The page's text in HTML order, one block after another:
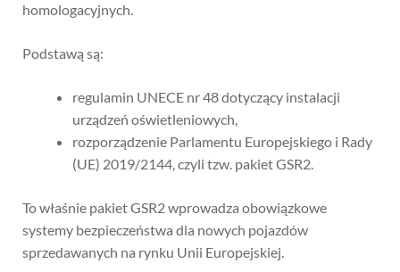
homologacyjnych.
Podstawą są:
regulamin UNECE nr 48 dotyczący instalacji
urządzeń oświetleniowych,
rozporządzenie Parlamentu Europejskiego i Rady
(UE) 2019/2144, czyli tzw. pakiet GSR2.
To właśnie pakiet GSR2 wprowadza obowiązkowe
systemy bezpieczeństwa dla nowych pojazdów
sprzedawanych na rynku Unii Europejskiej.